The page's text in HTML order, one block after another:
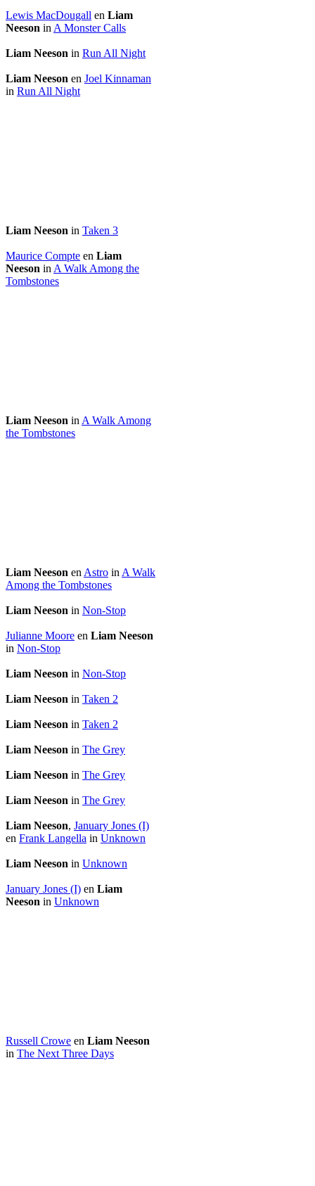
Lewis MacDougall en Liam
Neeson in A Monster Calls
Liam Neeson in Run All Night
Liam Neeson en Joel Kinnaman
in Run All Night
Liam Neeson in Taken 3
Maurice Compte en Liam
Neeson in A Walk Among the
Tombstones
Liam Neeson in A Walk Among
the Tombstones
Liam Neeson en Astro in A Walk
Among the Tombstones
Liam Neeson in Non-Stop
Julianne Moore en Liam Neeson
in Non-Stop
Liam Neeson in Non-Stop
Liam Neeson in Taken 2
Liam Neeson in Taken 2
Liam Neeson in The Grey
Liam Neeson in The Grey
Liam Neeson in The Grey
Liam Neeson, January Jones (I)
en Frank Langella in Unknown
Liam Neeson in Unknown
January Jones (I) en Liam
Neeson in Unknown
Russell Crowe en Liam Neeson
in The Next Three Days